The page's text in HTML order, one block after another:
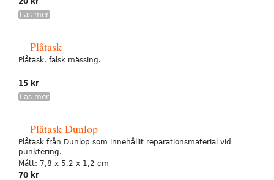
Läs mer
Plåtask
Plåtask, falsk mässing.
15 kr
Läs mer
Plåtask Dunlop
Plåtask från Dunlop som innehållit reparationsmaterial vid
punktering.
Mått: 7,8 x 5,2 x 1,2 cm
70 kr